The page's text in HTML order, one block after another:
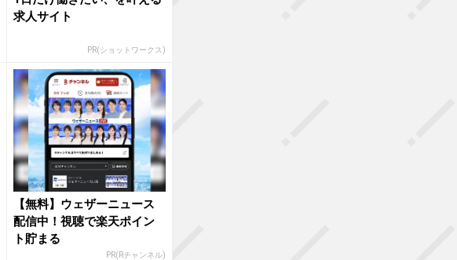
求人サイト
PR(ショットワークス)
【無料】ウェザーニュース
配信中！視聴で楽天ポイン
ト貯まる
PR(Rチャンネル)